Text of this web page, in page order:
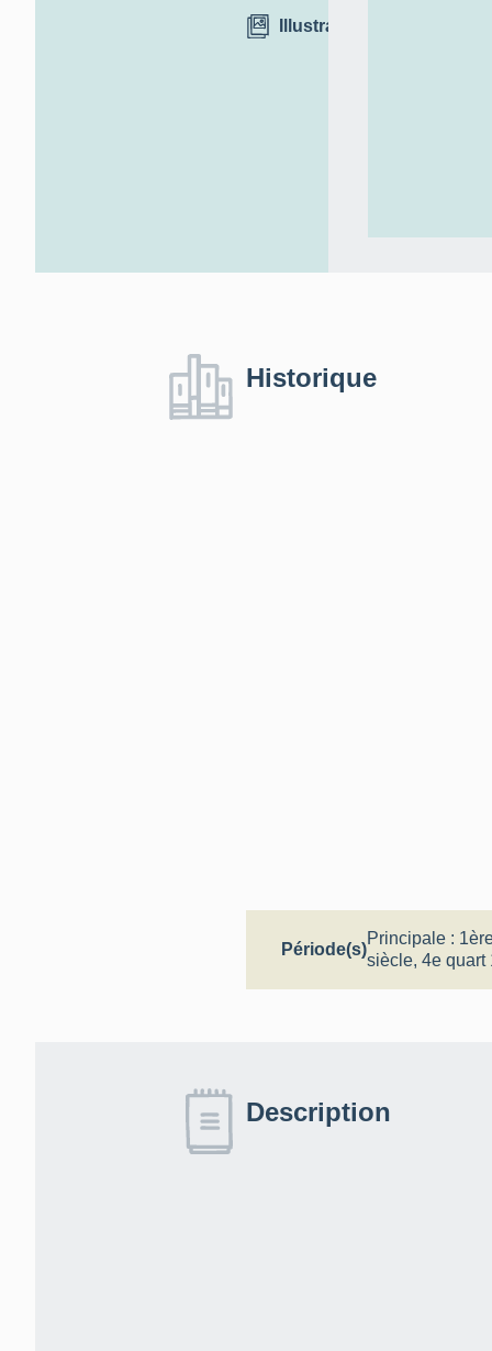
Illustrations
Historique
Période(s)
Principale :
siècle, 4e quart
Description